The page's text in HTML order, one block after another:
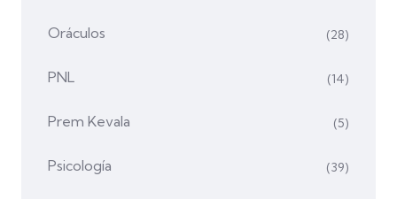
Oráculos (28)
PNL (14)
Prem Kevala (5)
Psicología (39)